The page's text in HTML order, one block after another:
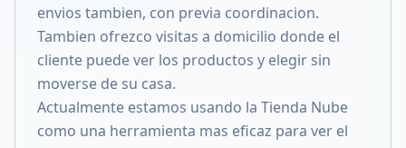
envios tambien, con previa coordinacion.
Tambien ofrezco visitas a domicilio donde el
cliente puede ver los productos y elegir sin
moverse de su casa.
Actualmente estamos usando la Tienda Nube
como una herramienta mas eficaz para ver el